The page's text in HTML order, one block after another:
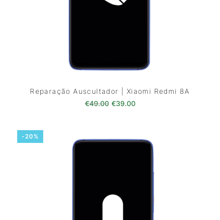
Reparação Auscultador | Xiaomi Redmi 8A
€49.00 O preço original era: €49.00.
€39.00O preço atual é:
-20%